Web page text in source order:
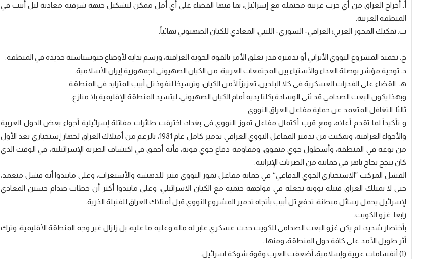
أ. أخراج العراق من أي حرب عربية محتملة مع إسرائيل، بما فيها القضاء على أي أمل ممكن لتشكيل جبهة شرقية معادية لتل أبيب في
المنطقة العربية.
ب. تفكيك المحور العربي؛ العراقي- السوري- الليبي، المعادي للكيان الصهيوني نهائياً.
ج. تجميد المشروع النووي الأيراني أو تدميره قدر تعلق الأمر بالقوة الجوية العراقية، ورسم بداية لأوضاع جيوسياسية جديدة في المنطقة.
د. توجية مؤشر بوصلة العداء والأستياء بين المجتمعات العربية، من الكيان الصهيوني لجمهورية إيران الأسلامية.
هـ. القضاء على القدرات العسكرية في كلا البلدين، تعزيزاً لأمن الكيان، وترسيخآ لنفوذ تل أبيب المتزايد في المنطقة.
وبهذا يكون البعث الصدامي قد ثني الوسادة بكلتا يديه أمام الكيان الصهيوني، ليتسيد المنطقة الإقليمية بلا منازع.
ثالثا. التغافل المتعمد عن حماية مفاعل العراق النووي.
و تأكيداً لما تقدم أعلاه، ومع قرب أكتمال مفاعل تموز النووي في بغداد، اخترقت طائرات مقاتلة إسرائيلية أجواء بعض الدول العربية
والأجواء العراقية، وتمكنت من تدمير المفاعل النووي العراقي تدمير كامل عام 1981، بالرغم من أمتلاك العراق لجهاز إستخباري يعد الأول
من نوعه في المنطقة، وأسطول جوي متفوق، ومقاومة دفاع جوي قوية، فأنه أخفق في اكتشاف الضربة الإسرائيلية، في الوقت الذي
كان ينجح نجاح باهر في حمايته من الضربات الإيرانية.
الفشل المركب ”الاستخباري الجوي الدفاعي“ في حماية مفاعل تموز النووي مثير للدهشة والأستغراب، وعلى مايبدوا أنه فشل متعمد،
حتى لا يمتلك العراق قنبلة نووية تجعله في مواجهة حتمية مع الكيان الاسرائيلي، وعلى مايبدوا أكثر أن خطاب صدام حسين المعادي
لإسرائيل يحمل رسائل مبطنة، تدفع تل أبيب بأتجاه تدمير المشروع النووي قبل أمتلاك العراق للقنبلة الذرية.
رابعا. غزو الكويت.
بأختصار شديد، لم يكن غزو البعث الصدامي للكويت حدث عسكري عابر له ماله وعليه ما عليه، بل زلزال غير وجه المنطقة الأقليمية، وترك
أثر طويل الأمد على كافة دول المنطقة، ومنها..
(1) أنقسامات عربية وإسلامية، أضعفت العرب وقوة شوكة اسرائيل.